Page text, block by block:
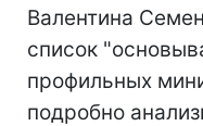
Валентина
список
профильных
подробно